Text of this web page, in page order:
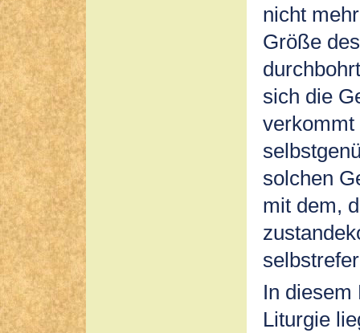
nicht
Größe
sich die
verkommt
solchen
mit dem,
In diesem
Liturgie